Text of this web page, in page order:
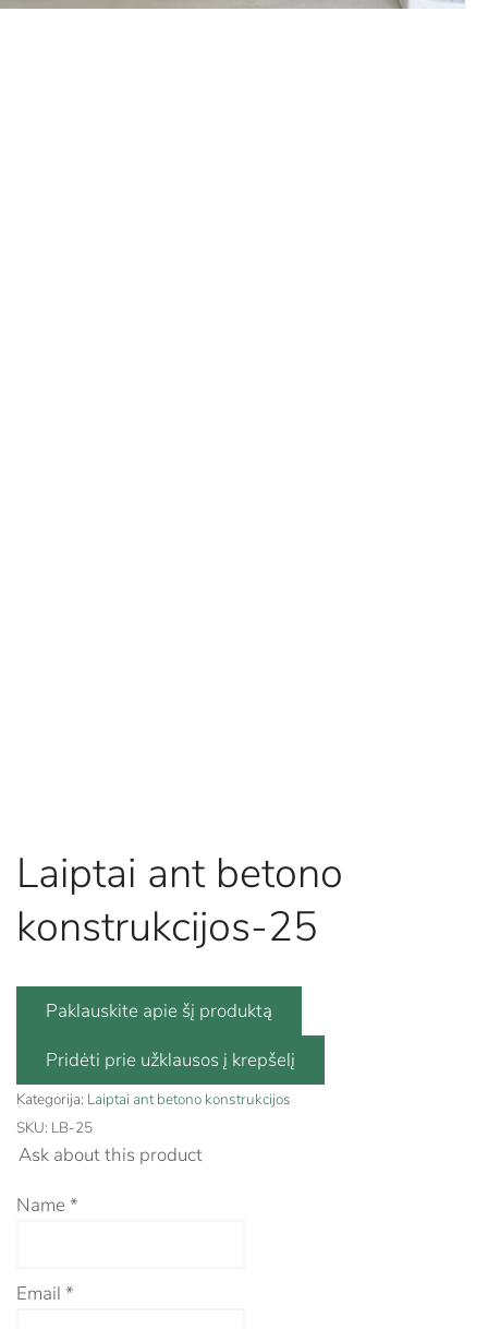
Laiptai ant betono
konstrukcijos-25
Paklauskite apie šį produktą
Kategorija: Laiptai ant betono konstrukcijos
SKU: LB-25
Ask about this product
Name *
Email *